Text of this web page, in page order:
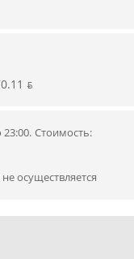
ƃ
23:00. Стоимость:
осуществляется